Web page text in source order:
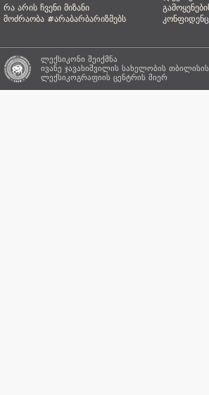
რა არის ჩვენი მიზანი
მოძრაობა #არაბარბარიზმებს
ლექსიკონი შეიქმნა
ივანე ჯავახიშვილის სახელობის
ლექსიკოგრაფიის ცენტრის მიერ